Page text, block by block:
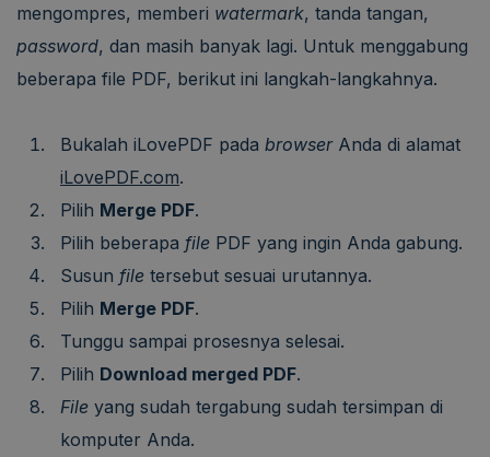
mengompres, memberi watermark, tanda tangan,
password, dan masih banyak lagi. Untuk menggabung
beberapa file PDF, berikut ini langkah-langkahnya.
Bukalah iLovePDF pada browserAnda di alamat
iLovePDF.com.
Pilih Merge PDF.
Pilih beberapa file PDF yang ingin Anda gabung.
Susun file tersebut sesuai urutannya.
Pilih Merge PDF.
Tunggu sampai prosesnya selesai.
Pilih Download merged PDF.
File yang sudah tergabung sudah tersimpan di
komputer Anda.